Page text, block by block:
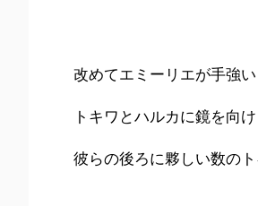
改めてエミーリエが手強
トキワとハルカに鏡を向
彼らの後ろに夥しい数の